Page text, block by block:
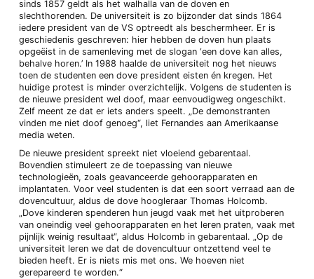
sinds 1857 geldt als het walhalla van de doven en
slechthorenden. De universiteit is zo bijzonder dat sinds 1864
iedere president van de VS optreedt als beschermheer. Er is
geschiedenis geschreven: hier hebben de doven hun plaats
opgeëist in de samenleving met de slogan ‘een dove kan alles,
behalve horen.’ In 1988 haalde de universiteit nog het nieuws
toen de studenten een dove president eisten én kregen. Het
huidige protest is minder overzichtelijk. Volgens de studenten is
de nieuwe president wel doof, maar eenvoudigweg ongeschikt.
Zelf meent ze dat er iets anders speelt. „De demonstranten
vinden me niet doof genoeg“, liet Fernandes aan Amerikaanse
media weten.
De nieuwe president spreekt niet vloeiend gebarentaal.
Bovendien stimuleert ze de toepassing van nieuwe
technologieën, zoals geavanceerde gehoorapparaten en
implantaten. Voor veel studenten is dat een soort verraad aan de
dovencultuur, aldus de dove hoogleraar Thomas Holcomb.
„Dove kinderen spenderen hun jeugd vaak met het uitproberen
van oneindig veel gehoorapparaten en het leren praten, vaak met
pijnlijk weinig resultaat“, aldus Holcomb in gebarentaal. „Op de
universiteit leren we dat de dovencultuur ontzettend veel te
bieden heeft. Er is niets mis met ons. We hoeven niet
gerepareerd te worden.“